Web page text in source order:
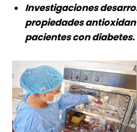
Investigaciones
propiedades
pacientes con diabetes.